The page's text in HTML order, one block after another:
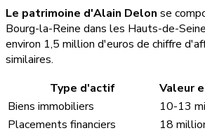
Le patrimoine d'Alain Delon se
Bourg-la-Reine dans les Hauts-de-
environ 1,5 million d'euros de chiffre
similaires.
Type d'actif
Valeur
Biens immobiliers
10-13
Placements financiers
18